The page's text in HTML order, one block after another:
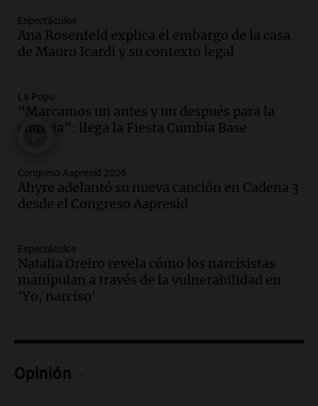
conmovedora historia de "El Duende" y
su hija violinista
La Mesa de Café
intento de asalto a la vivienda del
empresario Roberto Zagra en Tucumán
Panorama Federal
Audio.Schmuck sobre la recuperación
del centro rosarino: "La gastronomía es
fundamental"
Audio.
Juicio a Óscar González: testigos
clave declararán sobre velocidad en las
altas cumbres
Panorama Federal
Audio.Embajada china en Argentina
ejecutivos por trato con telefónica
Espectáculos
Ana Rosenfeld explica el embargo de la casa
de Mauro Icardi y su contexto legal
La Popu
"Marcamos un antes y un después para la
cumbia": llega la Fiesta Cumbia Base
Congreso Aapresid 2026
Ahyre adelantó su nueva canción en Cadena 3
desde el Congreso Aapresid
Espectáculos
Natalia Oreiro revela cómo los narcisistas
manipulan a través de la vulnerabilidad en
'Yo, narciso'
Opinión